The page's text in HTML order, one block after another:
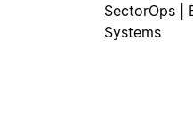
SectorOps |
Systems